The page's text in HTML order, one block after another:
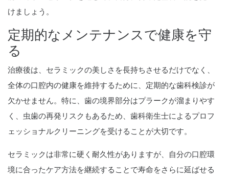
けましょう。
定期的なメンテナンスで健康を守
る
治療後は、セラミックの美しさを長持ちさせるだけでなく、
全体の口腔内の健康を維持するために、定期的な歯科検診が
欠かせません。特に、歯の境界部分はプラークが溜まりやす
く、虫歯の再発リスクもあるため、歯科衛生士によるプロフ
ェッショナルクリーニングを受けることが大切です。
セラミックは非常に硬く耐久性がありますが、自分の口腔環
境に合ったケア方法を継続することで寿命をさらに延ばせる